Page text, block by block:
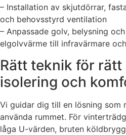
– Installation av skjutdörrar,
och behovsstyrd ventilation
– Anpassade golv, belysning
elgolvvärme till infravärmare
Rätt teknik för rätt
isolering och
Vi guidar dig till en lösning som
använda rummet. För
låga U-värden, bruten